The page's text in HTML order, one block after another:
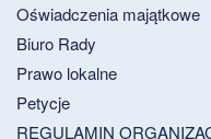
Oświadczenia majątkowe
Biuro Rady
Prawo lokalne
Petycje
REGULAMIN